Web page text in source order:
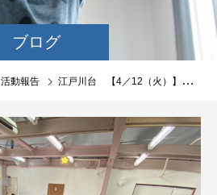
ブログ
動報告 江戸川台 【4／12（火）】活動の報告